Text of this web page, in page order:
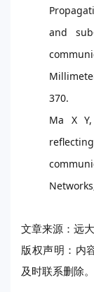
and
370.
Ma X
文章来源：远
版权声明：内
及时联系删除。